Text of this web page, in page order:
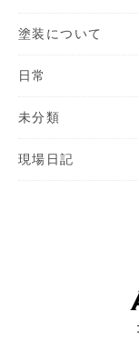
塗装について
日常
未分類
現場日記